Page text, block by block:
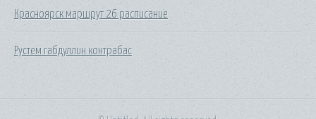
Красноярск маршрут 26 расписание
Рустем габдуллин контрабас